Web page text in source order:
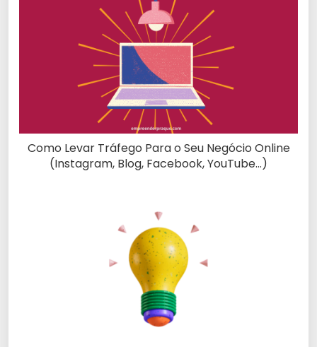
Como Levar Tráfego Para o Seu Negócio Online
(Instagram, Blog, Facebook, YouTube…)